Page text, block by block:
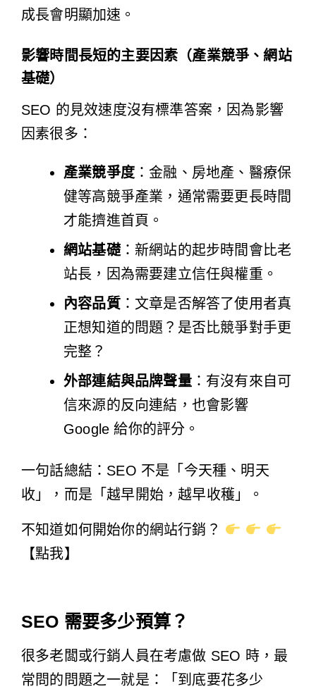
成長會明顯加速。
影響時間長短的主要因素（產業競爭、網站
基礎）
SEO 的見效速度沒有標準答案，因為影響
因素很多：
產業競爭度 ：金融、房地產、醫療保
健等高競爭產業，通常需要更長時間
才能擠進首頁。
網站基礎：新網站的起步時間會比老
站長，因為需要建立信任與權重。
內容品質：文章是否解答了使用者真
正想知道的問題？是否比競爭對手更
完整？
外部連結與品牌聲量：有沒有來自可
信來源的反向連結，也會影響
Google 給你的評分。
一句話總結：SEO 不是「今天種、明天
收」，而是「越早開始，越早收穫」。
不知道如何開始你的網站行銷？
【點我】
SEO 需要多少預算？
很多老闆或行銷人員在考慮做 SEO 時，最
常問的問題之一就是：「到底要花多少